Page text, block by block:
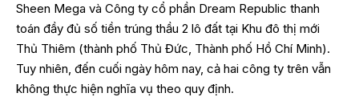
Sheen Mega và Công ty cổ phần Dream Republic thanh
toán đầy đủ số tiền trúng thầu 2 lô đất tại Khu đô thị mới
Thủ Thiêm (thành phố Thủ Đức, Thành phố Hồ Chí Minh).
Tuy nhiên, đến cuối ngày hôm nay, cả hai công ty trên vẫn
không thực hiện nghĩa vụ theo quy định.